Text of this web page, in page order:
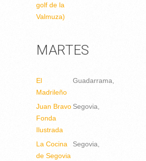
golf de la
Valmuza)
MARTES
El
Madrileño
Guadarrama
Juan Bravo
Fonda
Ilustrada
Segovia
La Cocina
de Segovia
Segovia